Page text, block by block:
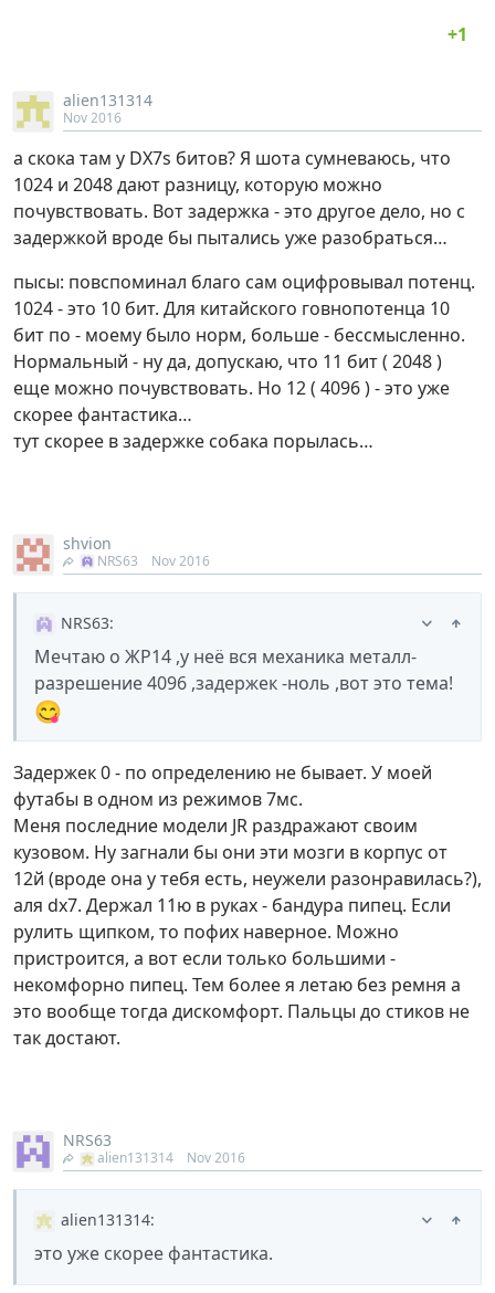
alien131314
Nov 2016
а скока там у DX7s битов? Я шота сумневаюсь, что
1024 и 2048 дают разницу, которую можно
почувствовать. Вот задержка - это другое дело, но с
задержкой вроде бы пытались уже разобраться…
пысы: повспоминал благо сам оцифровывал потенц.
1024 - это 10 бит. Для китайского говнопотенца 10
бит по - моему было норм, больше - бессмысленно.
Нормальный - ну да, допускаю, что 11 бит ( 2048 )
еще можно почувствовать. Но 12 ( 4096 ) - это уже
скорее фантастика…
тут скорее в задержке собака порылась…
shvion
NRS63 Nov 2016
NRS63:
Мечтаю о ЖР14 ,у неё вся механика металл-
разрешение 4096 ,задержек -ноль ,вот это тема!
😋
Задержек 0 - по определению не бывает. У моей
футабы в одном из режимов 7мс.
Меня последние модели JR раздражают своим
кузовом. Ну загнали бы они эти мозги в корпус от
12й (вроде она у тебя есть, неужели разонравилась?),
аля dx7. Держал 11ю в руках - бандура пипец. Если
рулить щипком, то пофих наверное. Можно
пристроится, а вот если только большими -
некомфорно пипец. Тем более я летаю без ремня а
это вообще тогда дискомфорт. Пальцы до стиков не
так достают.
NRS63
alien131314 Nov 2016
alien131314:
это уже скорее фантастика.